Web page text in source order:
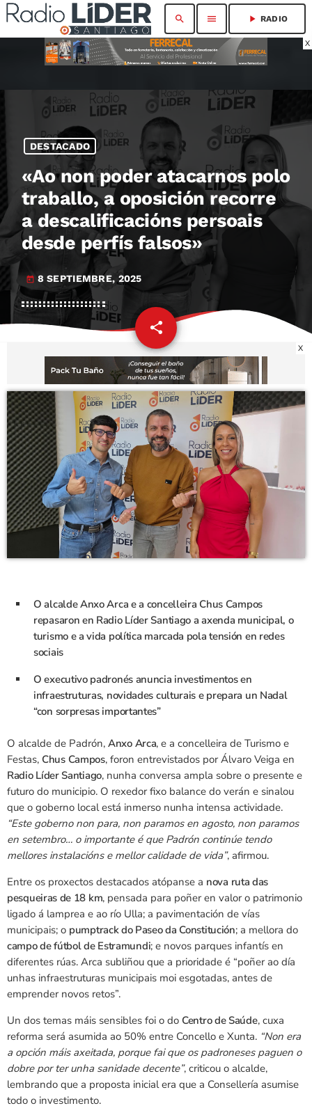
X
search menu play_arrow RADIO
DESTACADO
«Ao non poder atacarnos polo
traballo, a oposición recorre
a descalificacións persoais
desde perfís falsos»
today 8 SEPTIEMBRE, 2025
share
email
X
O alcalde Anxo Arca e a concelleira Chus Campos
repasaron en Radio Líder Santiago a axenda municipal, o
turismo e a vida política marcada pola tensión en redes
sociais
O executivo padronés anuncia investimentos en
infraestruturas, novidades culturais e prepara un Nadal
“con sorpresas importantes”
O alcalde de Padrón, Anxo Arca, e a concelleira de Turismo e
Festas, Chus Campos, foron entrevistados por Álvaro Veiga en
Radio Líder Santiago, nunha conversa ampla sobre o presente e
futuro do municipio. O rexedor fixo balance do verán e sinalou
que o goberno local está inmerso nunha intensa actividade.
“Este goberno non para, non paramos en agosto, non paramos
en setembro… o importante é que Padrón continúe tendo
mellores instalacións e mellor calidade de vida”, afirmou.
Entre os proxectos destacados atópanse a nova ruta das
pesqueiras de 18 km, pensada para poñer en valor o patrimonio
ligado á lamprea e ao río Ulla; a pavimentación de vías
municipais; o pumptrack do Paseo da Constitución; a mellora do
campo de fútbol de Estramundi; e novos parques infantís en
diferentes rúas. Arca subliñou que a prioridade é “poñer ao día
unhas infraestruturas municipais moi esgotadas, antes de
emprender novos retos”.
Un dos temas máis sensibles foi o do Centro de Saúde, cuxa
reforma será asumida ao 50% entre Concello e Xunta. “Non era
a opción máis axeitada, porque fai que os padroneses paguen o
dobre por ter unha sanidade decente”, criticou o alcalde,
lembrando que a proposta inicial era que a Consellería asumise
todo o investimento.